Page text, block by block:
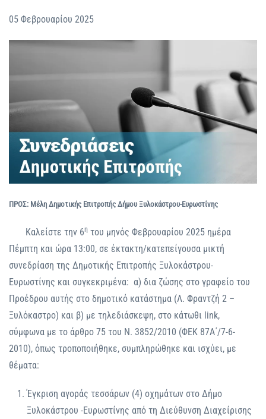
05 Φεβρουαρίου 2025
ΠΡΟΣ: Μέλη Δημοτικής Επιτροπής Δήμου Ξυλοκάστρου-Ευρωστίνης
Καλείστε την 6η του μηνός Φεβρουαρίου 2025 ημέρα
Πέμπτη και ώρα 13:00, σε έκτακτη/κατεπείγουσα μικτή
συνεδρίαση της Δημοτικής Επιτροπής Ξυλοκάστρου-
Ευρωστίνης και συγκεκριμένα: α) δια ζώσης στο γραφείο του
Προέδρου αυτής στο δημοτικό κατάστημα (Λ. Φραντζή 2 –
Ξυλόκαστρο) και β) με τηλεδιάσκεψη, στο κάτωθι link,
σύμφωνα με το άρθρο 75 του Ν. 3852/2010 (ΦΕΚ 87Α΄/7-6-
2010), όπως τροποποιήθηκε, συμπληρώθηκε και ισχύει, με
θέματα:
Έγκριση αγοράς τεσσάρων (4) οχημάτων στο Δήμο
Ξυλοκάστρου -Ευρωστίνης από τη Διεύθυνση Διαχείρισης